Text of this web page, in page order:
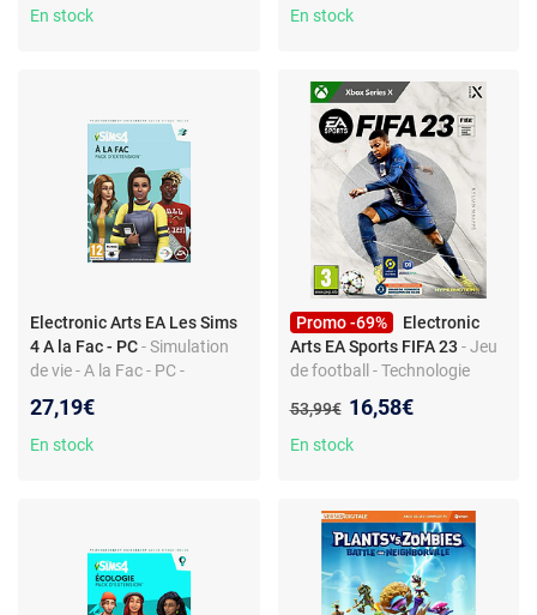
En stock En stock
Electronic Arts EA Les Sims
4 A la Fac - PC- Simulation
de vie - A la Fac - PC -
27,19€
En stock
Promo -69%
Electronic
Arts EA Sports FIFA 23 - Jeu
de football - Technologie
Compétitions internationales
Ancien prix :
53,99€ Nouveau prix :
16,58€
En stock